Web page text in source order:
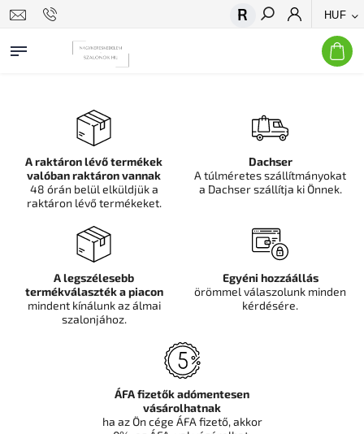
HUF
Keresés
A raktáron lévő termékek
valóban raktáron vannak
48 órán belül elküldjük a
raktáron lévő termékeket.
Dachser
A túlméretes szállítmányokat
a Dachser szállítja ki Önnek.
A legszélesebb
termékválaszték a piacon
mindent kínálunk az álmai
szalonjához.
Egyéni hozzáállás
örömmel válaszolunk minden
kérdésére.
ÁFA fizetők adómentesen
vásárolhatnak
ha az Ön cége ÁFA fizető, akkor